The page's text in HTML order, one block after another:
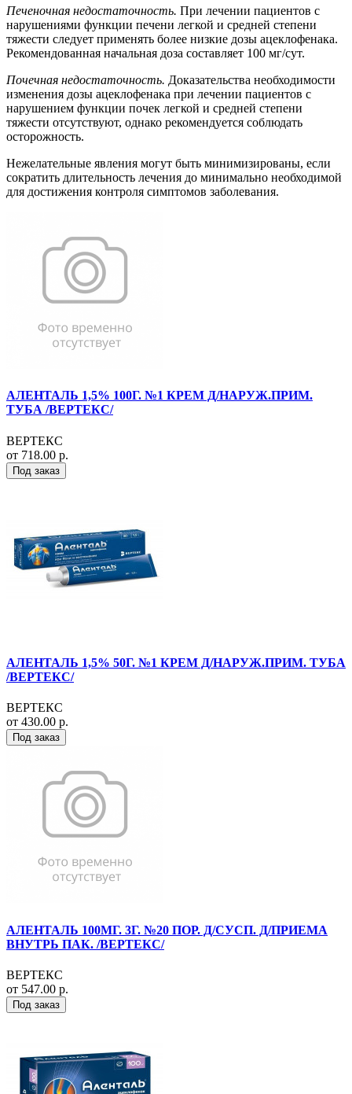
Печеночная недостаточность. При лечении пациентов с
нарушениями функции печени легкой и средней степени
тяжести следует применять более низкие дозы ацеклофенака.
Рекомендованная начальная доза составляет 100 мг/сут.
Почечная недостаточность. Доказательства необходимости
изменения дозы ацеклофенака при лечении пациентов c
нарушением функции почек легкой и средней степени
тяжести отсутствуют, однако рекомендуется соблюдать
осторожность.
Нежелательные явления могут быть минимизированы, если
сократить длительность лечения до минимально необходимой
для достижения контроля симптомов заболевания.
АЛЕНТАЛЬ 1,5% 100Г. №1 КРЕМ Д/НАРУЖ.ПРИМ.
ТУБА /ВЕРТЕКС/
ВЕРТЕКС
от 718.00 р.
Под заказ
АЛЕНТАЛЬ 1,5% 50Г. №1 КРЕМ Д/НАРУЖ.ПРИМ. ТУБА
/ВЕРТЕКС/
ВЕРТЕКС
от 430.00 р.
Под заказ
АЛЕНТАЛЬ 100МГ. 3Г. №20 ПОР. Д/СУСП. Д/ПРИЕМА
ВНУТРЬ ПАК. /ВЕРТЕКС/
ВЕРТЕКС
от 547.00 р.
Под заказ